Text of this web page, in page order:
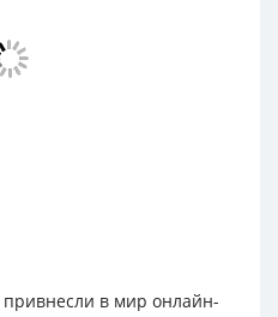
в мир онлайн-